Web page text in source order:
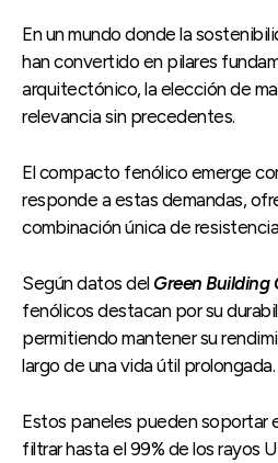
En un mundo donde la
han convertido en pilares
arquitectónico, la elección de
relevancia sin precedentes.
El compacto fenólico emerge
responde a estas demandas,
combinación única de
Según datos del Green Building
fenólicos destacan por su
permitiendo mantener su
largo de una vida útil prolongada.
Estos paneles pueden soportar
filtrar hasta el 99% de los rayos